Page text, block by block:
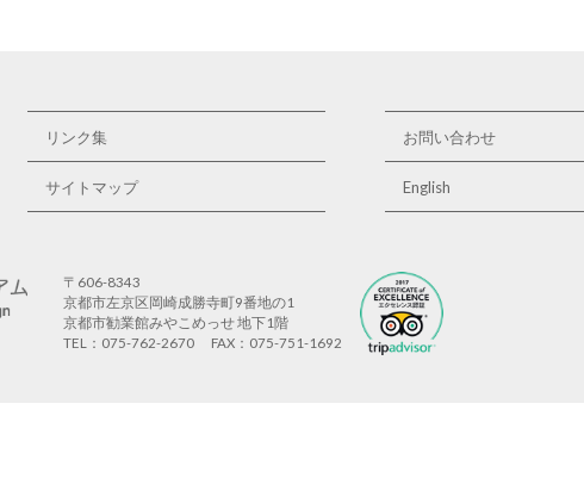
リンク集 お問い合わせ
サイトマップ English
〒606-8343
京都市左京区岡崎成勝寺町9番地の1
京都市勧業館みやこめっせ 地下1階
TEL：075-762-2670
FAX：075-751-1692